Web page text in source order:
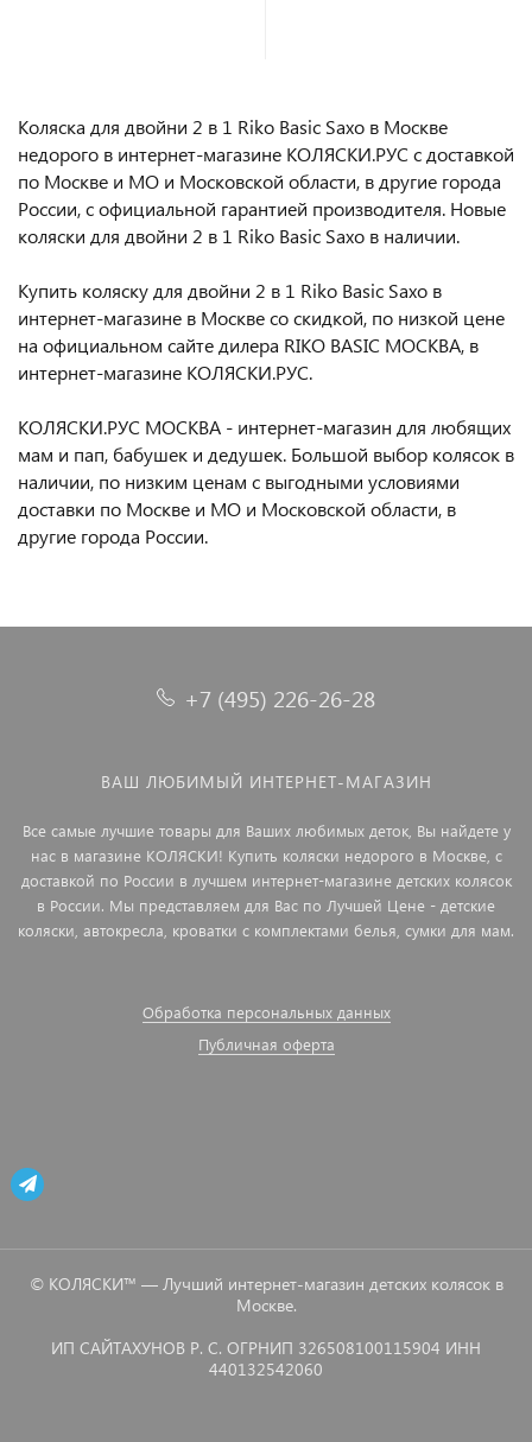
Коляска для двойни 2 в 1 Riko Basic Saxo в Москве
недорого в интернет-магазине КОЛЯСКИ.РУС с доставкой
по Москве и МО и Московской области, в другие города
России, с официальной гарантией производителя. Новые
коляски для двойни 2 в 1 Riko Basic Saxo в наличии.
Купить коляску для двойни 2 в 1 Riko Basic Saxo в
интернет-магазине в Москве со скидкой, по низкой цене
на официальном сайте дилера RIKO BASIC МОСКВА, в
интернет-магазине КОЛЯСКИ.РУС.
КОЛЯСКИ.РУС МОСКВА - интернет-магазин для любящих
мам и пап, бабушек и дедушек. Большой выбор колясок в
наличии, по низким ценам с выгодными условиями
доставки по Москве и МО и Московской области, в
другие города России.
+7 (495) 226-26-28
ВАШ ЛЮБИМЫЙ ИНТЕРНЕТ-МАГАЗИН
Все самые лучшие товары для Ваших любимых деток, Вы найдете у
нас в магазине КОЛЯСКИ! Купить коляски недорого в Москве, с
доставкой по России в лучшем интернет-магазине детских колясок
в России. Мы представляем для Вас по Лучшей Цене - детские
коляски, автокресла, кроватки с комплектами белья, сумки для мам.
Обработка персональных данных
Публичная оферта
© КОЛЯСКИ™ — Лучший интернет-магазин детских колясок в
Москве.
ИП САЙТАХУНОВ Р. С. ОГРНИП 326508100115904 ИНН
440132542060